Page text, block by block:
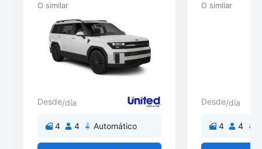
O similar
Desde/día
4 4 Automático
O similar
Desde/día
4 4